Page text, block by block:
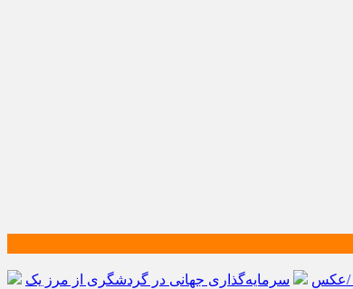
/عکس
سرمایه‌گذاری جهانی در گردشگری از مرز یک